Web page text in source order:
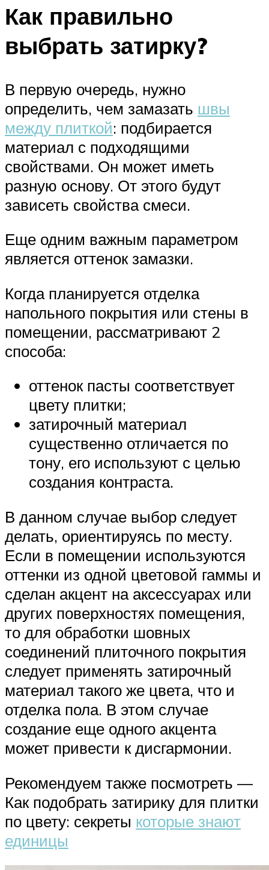
Как правильно
выбрать затирку?
В первую очередь, нужно
определить, чем замазать швы
между плиткой: подбирается
материал с подходящими
свойствами. Он может иметь
разную основу. От этого будут
зависеть свойства смеси.
Еще одним важным параметром
является оттенок замазки.
Когда планируется отделка
напольного покрытия или стены в
помещении, рассматривают 2
способа:
оттенок пасты соответствует
цвету плитки;
затирочный материал
существенно отличается по
тону, его используют с целью
создания контраста.
В данном случае выбор следует
делать, ориентируясь по месту.
Если в помещении используются
оттенки из одной цветовой гаммы и
сделан акцент на аксессуарах или
других поверхностях помещения,
то для обработки шовных
соединений плиточного покрытия
следует применять затирочный
материал такого же цвета, что и
отделка пола. В этом случае
создание еще одного акцента
может привести к дисгармонии.
Рекомендуем также посмотреть —
Как подобрать затирику для плитки
по цвету: секреты которые знают
единицы